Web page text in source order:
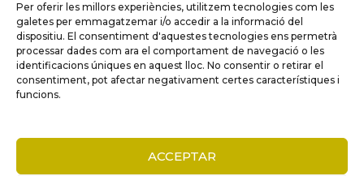
Per oferir les millors experiències, utilitzem tecnologies com les
galetes per emmagatzemar i/o accedir a la informació del
dispositiu. El consentiment d'aquestes tecnologies ens permetrà
processar dades com ara el comportament de navegació o les
identificacions úniques en aquest lloc. No consentir o retirar el
consentiment, pot afectar negativament certes característiques i
funcions.
ACCEPTAR
Tots els drets reservats a ©Columna
Música.
COMPARE (0)